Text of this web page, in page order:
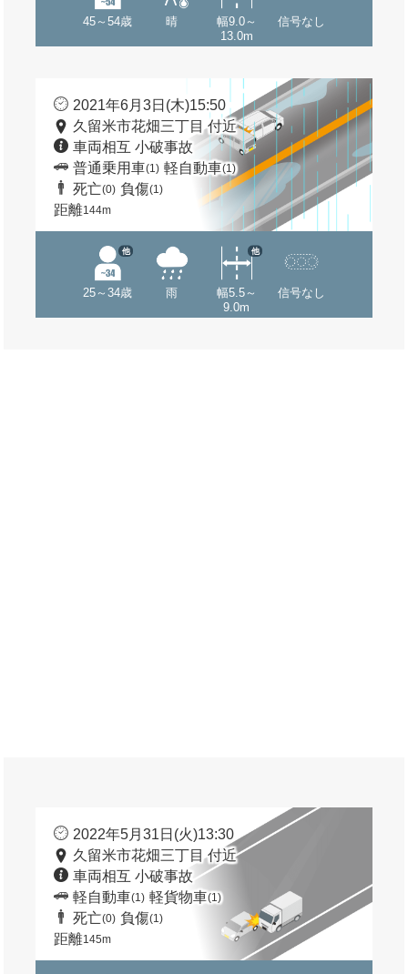
45～54歳 晴
幅9.0～
13.0m
信号なし
2021年6月3日(木)15:50
久留米市花畑三丁目 付近
車両相互 小破事故
普通乗用車(1) 軽自動車(1)
死亡(0) 負傷(1)
距離144m
25～34歳
他
雨
幅5.5～
9.0m
他
信号なし
2022年5月31日(火)13:30
久留米市花畑三丁目 付近
車両相互 小破事故
軽自動車(1) 軽貨物車(1)
死亡(0) 負傷(1)
距離145m